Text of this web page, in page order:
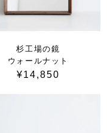
杉工場の鏡
ウォールナット
¥14,850